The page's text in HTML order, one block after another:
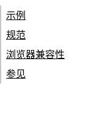
示例
规范
浏览器兼容性
参见